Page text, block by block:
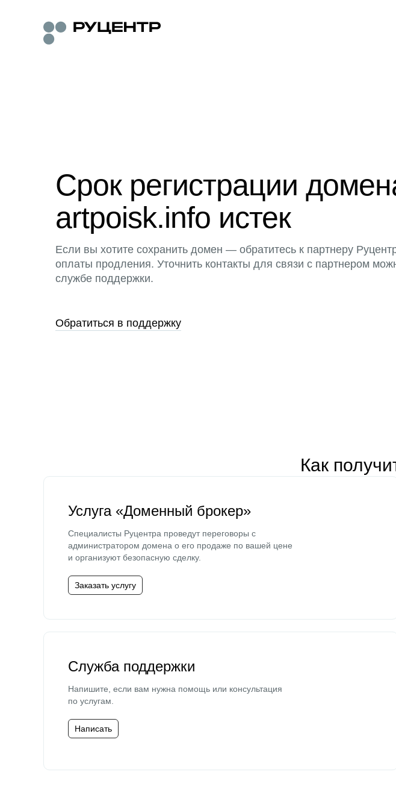
Срок регистрации
artpoisk.info истек
Если вы хотите сохранить домен — обратитесь к партнеру
оплаты продления. Уточнить контакты для связи с партнером
службе поддержки.
Обратиться в поддержку
Как
Услуга «Доменный брокер»
Специалисты Руцентра проведут переговоры с
администратором домена о его продаже по вашей цене
и организуют безопасную сделку.
Заказать услугу
Служба поддержки
Напишите, если вам нужна помощь или консультация
по услугам.
Написать